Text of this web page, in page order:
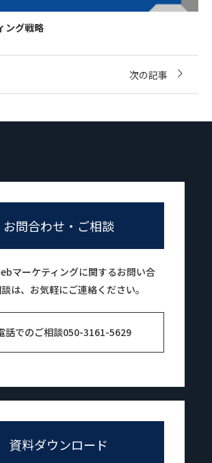
ング戦略
次の記事
お問合わせ・ご相談
マーケティングに関するお問い合
は、お気軽にご連絡ください。
話でのご相談050-3161-5629
資料ダウンロード